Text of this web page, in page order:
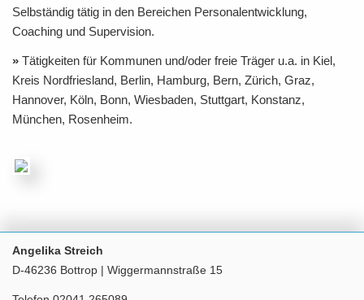
Selbständig tätig in den Bereichen Personalentwicklung,
Coaching und Supervision.
» Tätigkeiten für Kommunen und/oder freie Träger u.a. in Kiel,
Kreis Nordfriesland, Berlin, Hamburg, Bern, Zürich, Graz,
Hannover, Köln, Bonn, Wiesbaden, Stuttgart, Konstanz,
München, Rosenheim.
Angelika Streich
D-46236 Bottrop | Wiggermannstraße 15